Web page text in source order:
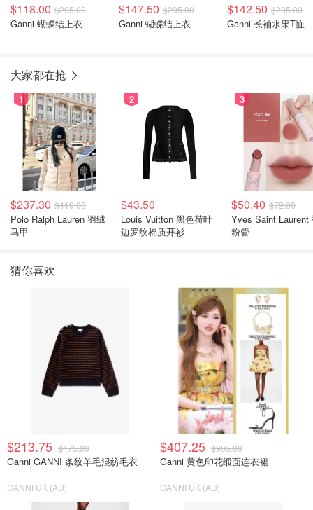
$118.00 $295.00
Ganni 蝴蝶结上衣
$147.50 $295.00
Ganni 蝴蝶结上衣
$142.50 $285.00
Ganni 长袖水果T恤
大家都在抢
1
$237.30 $419.00
Polo Ralph Lauren 羽绒
马甲
2
$43.50
Louis Vuitton 黑色荷叶
边罗纹棉质开衫
3
$50.40 $72.00
Yves Saint Laurent
粉管
猜你喜欢
$213.75 $475.00
Ganni GANNI 条纹羊毛混纺毛衣
GANNI UK (AU)
$407.25 $905.00
Ganni 黄色印花缎面连衣裙
GANNI UK (AU)